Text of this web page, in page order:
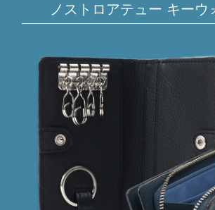
ノストロアテュー キーウ